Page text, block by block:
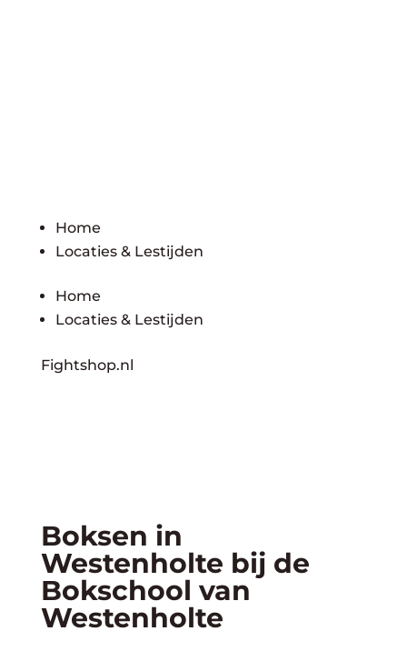
Home
Locaties & Lestijden
Home
Locaties & Lestijden
Fightshop.nl
Boksen in
Westenholte bij de
Bokschool van
Westenholte